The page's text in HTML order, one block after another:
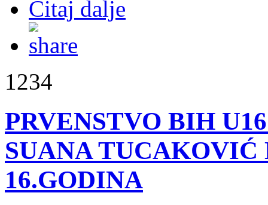
Čitaj dalje
1234
PRVENSTVO BIH
SUANA
16.GODINA